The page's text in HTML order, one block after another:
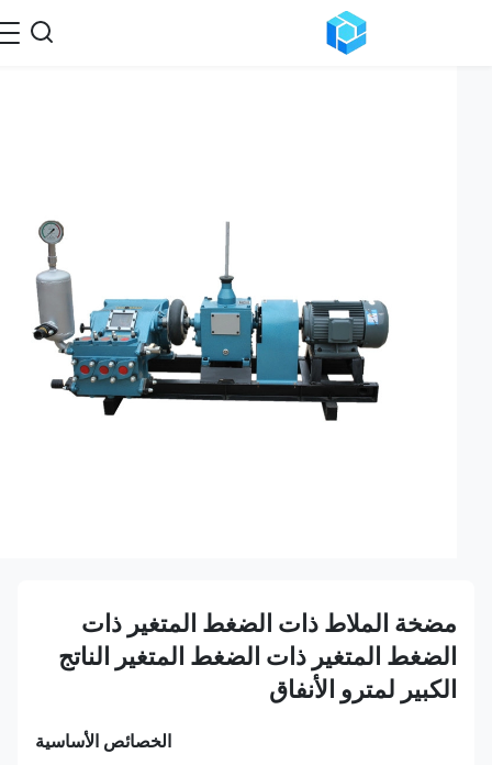
مضخة الملاط ذات الضغط المتغير ذات
الضغط المتغير ذات الضغط المتغير الناتج
الكبير لمترو الأنفاق
الخصائص الأساسية